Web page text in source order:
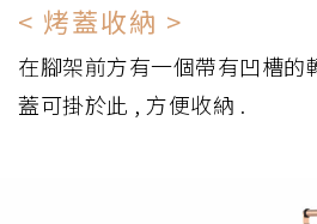
< 烤蓋收納 >
在腳架前方有一個帶有凹槽的
蓋可掛於此 , 方便收納 .